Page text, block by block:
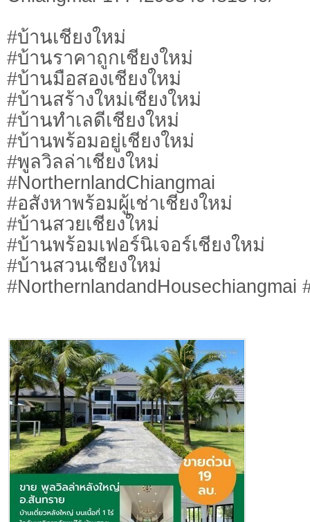
#บ้านเชียงใหม่
#บ้านราคาถูกเชียงใหม่
#บ้านมือสองเชียงใหม่
#บ้านสร้างใหม่เชียงใหม่
#บ้านทำเลดีเชียงใหม่
#บ้านพร้อมอยู่เชียงใหม่
#พูลวิลล่าเชียงใหม่
#NorthernlandChiangmai
#อสังหาพร้อมผู้เช่าเชียงใหม่
#บ้านสวยเชียงใหม่
#บ้านพร้อมเฟอร์นิเจอร์เชียงใหม่
#บ้านสวนเชียงใหม่
#NorthernlandandHousechiangmai